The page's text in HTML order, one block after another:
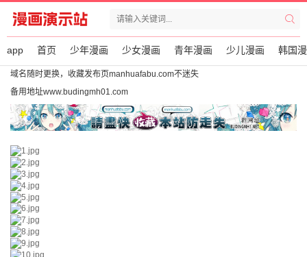
app 首页 少年漫画 少女漫画 青年漫画 少儿漫画 韩国
域名随时更换，收藏发布页manhuafabu.com不迷失
备用地址www.budingmh01.com